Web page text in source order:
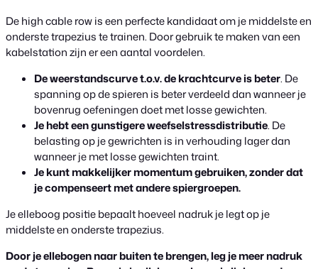
De high cable row is een perfecte kandidaat om je middelste en
onderste trapezius te trainen. Door gebruik te maken van een
kabelstation zijn er een aantal voordelen.
De weerstandscurve t.o.v. de krachtcurve is beter. De
spanning op de spieren is beter verdeeld dan wanneer je
bovenrug oefeningen doet met losse gewichten.
Je hebt een gunstigere weefselstressdistributie. De
belasting op je gewrichten is in verhouding lager dan
wanneer je met losse gewichten traint.
Je kunt makkelijker momentum gebruiken, zonder dat
je compenseert met andere spiergroepen.
Je elleboog positie bepaalt hoeveel nadruk je legt op je
middelste en onderste trapezius.
Door je ellebogen naar buiten te brengen, leg je meer nadruk